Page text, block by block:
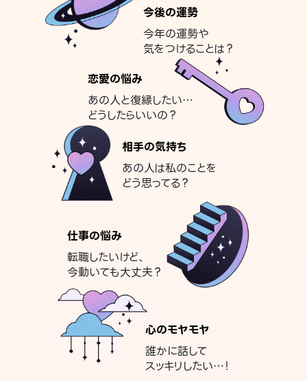
今後の運勢
今年の運勢や
気をつけることは？
恋愛の悩み
あの人と復縁したい…
どうしたらいいの？
相手の気持ち
あの人は私のことを
どう思ってる？
仕事の悩み
転職したいけど、
今動いても大丈夫？
心のモヤモヤ
誰かに話して
スッキリしたい…！